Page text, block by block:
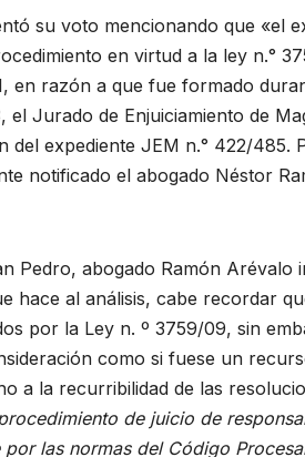
su voto mencionando que «el
en virtud a la ley n.°
en razón a que fue formado
Jurado de Enjuiciamiento de
del expediente JEM n.° 422/485.
notificado el abogado Néstor
Pedro, abogado Ramón Arévalo
hace al análisis, cabe recordar
por la Ley n. º 3759/09, sin
como si fuese un
a la recurribilidad de las
de juicio de
las normas del Código